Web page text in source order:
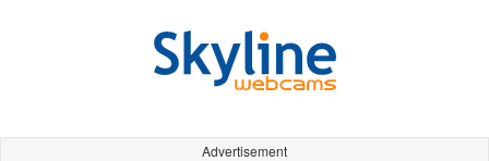
Advertisement